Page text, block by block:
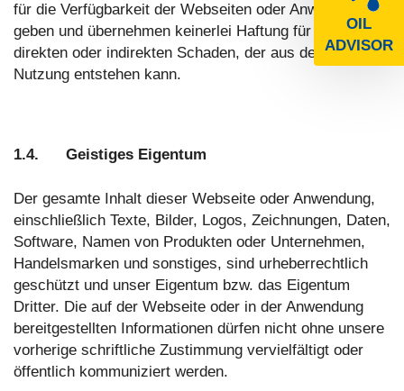
OIL
ADVISOR
für die Verfügbarkeit der Webseiten oder Anwendungen
geben und übernehmen keinerlei Haftung für jeglichen
direkten oder indirekten Schaden, der aus deren
Nutzung entstehen kann.
1.4. Geistiges Eigentum
Der gesamte Inhalt dieser Webseite oder Anwendung,
einschließlich Texte, Bilder, Logos, Zeichnungen, Daten,
Software, Namen von Produkten oder Unternehmen,
Handelsmarken und sonstiges, sind urheberrechtlich
geschützt und unser Eigentum bzw. das Eigentum
Dritter. Die auf der Webseite oder in der Anwendung
bereitgestellten Informationen dürfen nicht ohne unsere
vorherige schriftliche Zustimmung vervielfältigt oder
öffentlich kommuniziert werden.